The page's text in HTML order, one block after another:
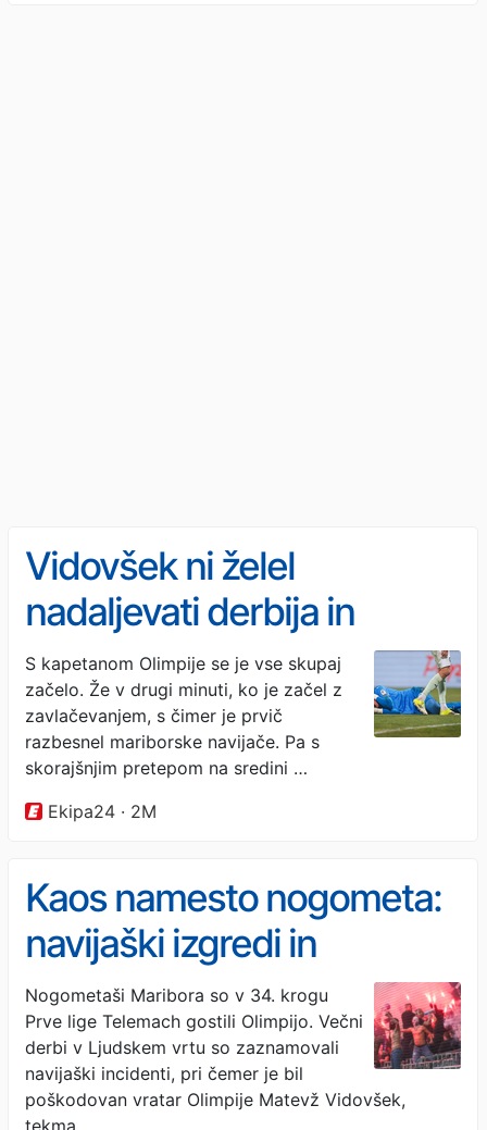
Vidovšek ni želel
nadaljevati derbija in
poskrbel za konec? To je
resnica
S kapetanom Olimpije se je vse skupaj
začelo. Že v drugi minuti, ko je začel z
zavlačevanjem, s čimer je prvič
razbesnel mariborske navijače. Pa s
skorajšnjim pretepom na sredini …
Ekipa24 · 2M
Kaos namesto nogometa:
navijaški izgredi in
pirotehnika, ki je zadela
vratarja Olimpije
Nogometaši Maribora so v 34. krogu
Prve lige Telemach gostili Olimpijo. Večni
derbi v Ljudskem vrtu so zaznamovali
navijaški incidenti, pri čemer je bil
poškodovan vratar Olimpije Matevž Vidovšek,
tekma …